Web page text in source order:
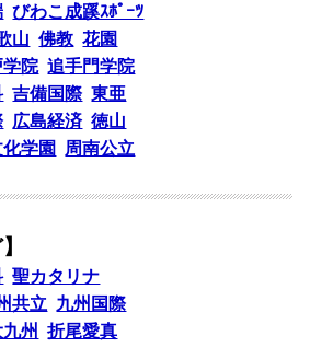
びわこ成蹊ｽﾎﾟｰﾂ
山 佛教 花園
学院 追手門学院
吉備国際 東亜
広島経済 徳山
学園 周南公立
聖カタリナ
共立 九州国際
州
折尾愛真